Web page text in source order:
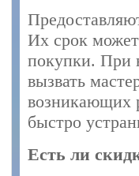
Их срок
покупки. При
вызвать
возникающих
быстро
Есть ли